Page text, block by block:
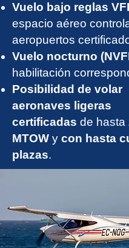
Vuelo bajo reglas
espacio aéreo
aeropuertos
Vuelo nocturno
habilitación
Posibilidad de volar
aeronaves ligeras
certificadas de hasta
MTOW y con hasta
plazas.